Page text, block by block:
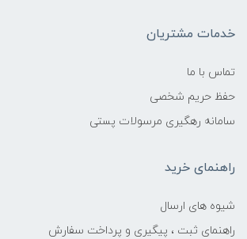
خدمات مشتریان
تماس با ما
حفظ حریم شخصی
سامانه رهگیری مرسولات پستی
راهنمای خرید
شیوه های ارسال
راهنمای ثبت ، پیگیری و پرداخت سفارش